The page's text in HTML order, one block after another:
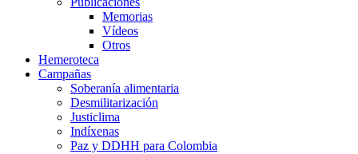
Memorias
Vídeos
Otros
Hemeroteca
Campañas
Soberanía alimentaria
Desmilitarización
Justiclima
Indíxenas
Paz y DDHH para Colombia